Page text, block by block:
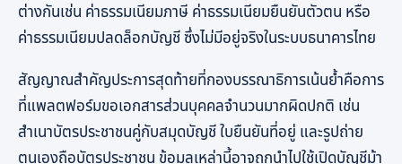
ต่างกันเช่น ค่าธรรมเนียมภาษี ค่าธรรมเนียมยืนยันตัวตน หรือ
ค่าธรรมเนียมปลดล็อกบัญชี ซึ่งไม่มีอยู่จริงในระบบธนาคารไทย
สัญญาณสำคัญประการสุดท้ายที่กองบรรณาธิการเน้นย้ำคือการ
ที่แพลตฟอร์มขอเอกสารส่วนบุคคลจำนวนมากผิดปกติ เช่น
สำเนาบัตรประชาชนคู่กับสมุดบัญชี ใบยืนยันที่อยู่ และรูปถ่าย
ตนเองถือบัตรประชาชน ข้อมูลเหล่านี้อาจถูกนำไปใช้เปิดบัญชีม้า